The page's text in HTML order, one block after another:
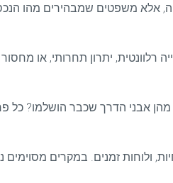
אלא משפטים שמבהירים מהו
רלוונטית, יתרון תחרותי, או
אבני הדרך שכבר הושלמו? כל
ולוחות זמנים. במקרים מסוימים